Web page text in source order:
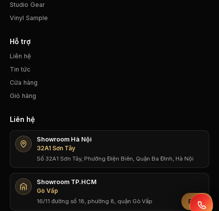
Bộ lọc
Studio Gear
Vinyl Sample
Hỗ trợ
Liên hệ
Tin tức
Cửa hàng
Giỏ hàng
Liên hệ
Showroom Hà Nội
32A1 Sơn Tây
Số 32A1 Sơn Tây, Phường Điện Biên, Quận Ba Đình, Hà Nội
Showroom TP.HCM
Gò Vấp
16/11 đường số 18, phường 8, quận Gò Vấp